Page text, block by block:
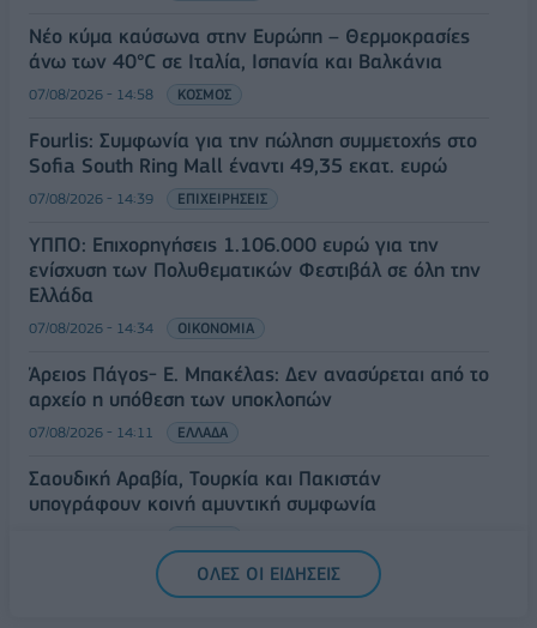
Νέο κύμα καύσωνα στην Ευρώπη – Θερμοκρασίες
άνω των 40°C σε Ιταλία, Ισπανία και Βαλκάνια
07/08/2026 - 14:58 ΚΟΣΜΟΣ
Fourlis: Συμφωνία για την πώληση συμμετοχής στο
Sofia South Ring Mall έναντι 49,35 εκατ. ευρώ
07/08/2026 - 14:39 ΕΠΙΧΕΙΡΗΣΕΙΣ
ΥΠΠΟ: Επιχορηγήσεις 1.106.000 ευρώ για την
ενίσχυση των Πολυθεματικών Φεστιβάλ σε όλη την
Ελλάδα
07/08/2026 - 14:34 ΟΙΚΟΝΟΜΙΑ
Άρειος Πάγος- Ε. Μπακέλας: Δεν ανασύρεται από το
αρχείο η υπόθεση των υποκλοπών
07/08/2026 - 14:11 ΕΛΛΑΔΑ
Σαουδική Αραβία, Τουρκία και Πακιστάν
υπογράφουν κοινή αμυντική συμφωνία
ΟΛΕΣ ΟΙ ΕΙΔΗΣΕΙΣ